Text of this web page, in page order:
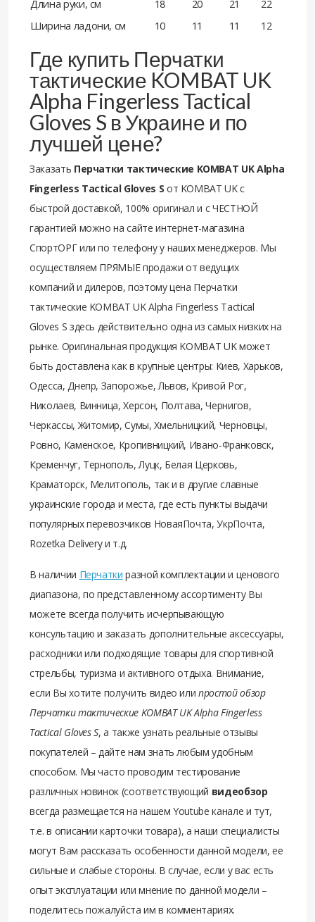
Длина руки, см 18 20 21
22
Ширина ладони, см
10 11 11 12
Где купить Перчатки
тактические KOMBAT UK
Alpha Fingerless Tactical
Gloves S в Украине и по
лучшей цене?
Заказать Перчатки тактические KOMBAT UK Alpha
Fingerless Tactical Gloves S от KOMBAT UK с
быстрой доставкой, 100% оригинал и с ЧЕСТНОЙ
гарантией можно на сайте интернет-магазина
СпортОРГ или по телефону у наших менеджеров. Мы
осуществляем ПРЯМЫЕ продажи от ведущих
компаний и дилеров, поэтому цена Перчатки
тактические KOMBAT UK Alpha Fingerless Tactical
Gloves S здесь действительно одна из самых низких на
рынке. Оригинальная продукция KOMBAT UK может
быть доставлена как в крупные центры: Киев, Харьков,
Одесса, Днепр, Запорожье, Львов, Кривой Рог,
Николаев, Винница, Херсон, Полтава, Чернигов,
Черкассы, Житомир, Сумы, Хмельницкий, Черновцы,
Ровно, Каменское, Кропивницкий, Ивано-Франковск,
Кременчуг, Тернополь, Луцк, Белая Церковь,
Краматорск, Мелитополь, так и в другие славные
украинские города и места, где есть пункты выдачи
популярных перевозчиков НоваяПочта, УкрПочта,
Rozetka Delivery и т.д.
В наличии Перчатки разной комплектации и ценового
диапазона, по представленному ассортименту Вы
можете всегда получить исчерпывающую
консультацию и заказать дополнительные аксессуары,
расходники или подходящие товары для спортивной
стрельбы, туризма и активного отдыха. Внимание,
если Вы хотите получить видео илипростой обзор
Перчатки тактические KOMBAT UK Alpha Fingerless
Tactical Gloves S, а также узнать реальные отзывы
покупателей – дайте нам знать любым удобным
способом. Мы часто проводим тестирование
различных новинок (соответствующий видеобзор
всегда размещается на нашем Youtube канале и тут,
т.е. в описании карточки товара), а наши специалисты
могут Вам рассказать особенности данной модели, ее
сильные и слабые стороны. В случае, если у вас есть
опыт эксплуатации или мнение по данной модели –
поделитесь пожалуйста им в комментариях.